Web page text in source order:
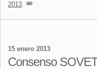
2013.
15 enero 2013
Consenso